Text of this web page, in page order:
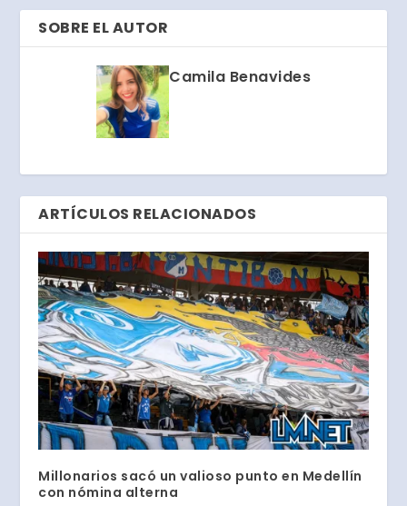
SOBRE EL AUTOR
Camila Benavides
ARTÍCULOS RELACIONADOS
Millonarios sacó un valioso punto en Medellín
con nómina alterna